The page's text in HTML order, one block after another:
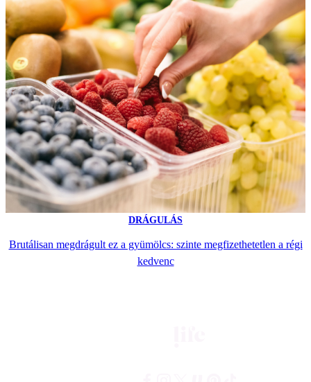
DRÁGULÁS
Brutálisan megdrágult ez a gyümölcs: szinte megfizethetetlen a régi
kedvenc